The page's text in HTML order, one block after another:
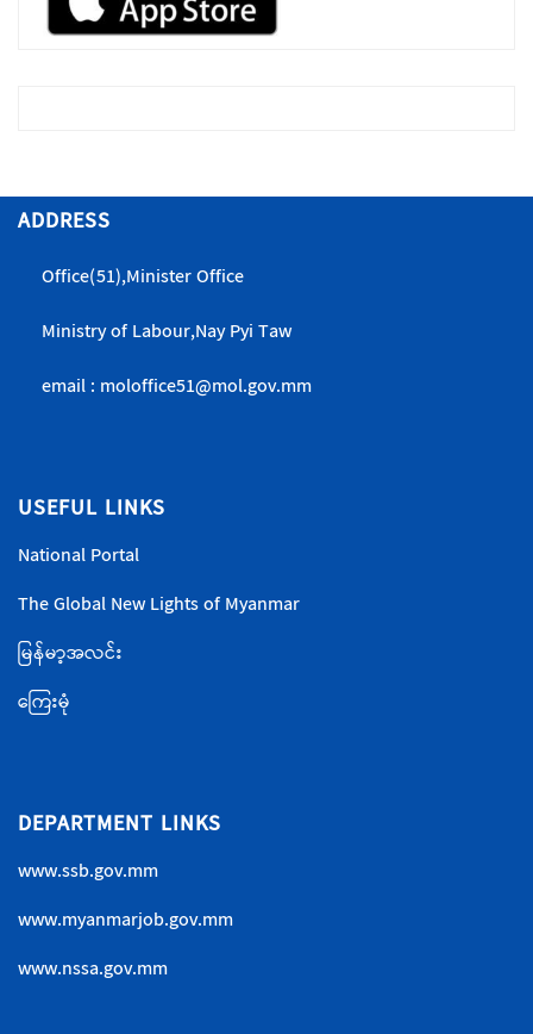
ADDRESS
Office(51),Minister Office
Ministry of Labour,Nay Pyi Taw
email : moloffice51@mol.gov.mm
USEFUL LINKS
National Portal
The Global New Lights of Myanmar
မြန်မာ့အလင်း
ကြေးမုံ
DEPARTMENT LINKS
www.ssb.gov.mm
www.myanmarjob.gov.mm
www.nssa.gov.mm